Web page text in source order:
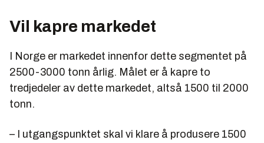
Vil kapre markedet
I Norge er markedet innenfor dette segmentet på
2500-3000 tonn årlig. Målet er å kapre to
tredjedeler av dette markedet, altså 1500 til 2000
tonn.
– I utgangspunktet skal vi klare å produsere 1500